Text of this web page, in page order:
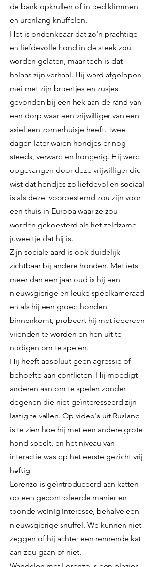
de bank opkrullen of in bed klimmen
en urenlang knuffelen.
Het is ondenkbaar dat zo'n prachtige
en liefdevolle hond in de steek zou
worden gelaten, maar toch is dat
helaas zijn verhaal. Hij werd afgelopen
mei met zijn broertjes en zusjes
gevonden bij een hek aan de rand van
een dorp waar een vrijwilliger van een
asiel een zomerhuisje heeft. Twee
dagen later waren hondjes er nog
steeds, verward en hongerig. Hij werd
opgevangen door deze vrijwilliger die
wist dat hondjes zo liefdevol en sociaal
is als deze, voorbestemd zou zijn voor
een thuis in Europa waar ze zou
worden gekoesterd als het zeldzame
juweeltje dat hij is.
Zijn sociale aard is ook duidelijk
zichtbaar bij andere honden. Met iets
meer dan een jaar oud is hij een
nieuwsgierige en leuke speelkameraad
en als hij een groep honden
binnenkomt, probeert hij met iedereen
vrienden te worden en hen uit te
nodigen om te spelen.
Hij heeft absoluut geen agressie of
behoefte aan conflicten. Hij moedigt
anderen aan om te spelen zonder
degenen die niet geïnteresseerd zijn
lastig te vallen. Op video's uit Rusland
is te zien hoe hij met een andere grote
hond speelt, en het niveau van
interactie was op het eerste gezicht vrij
heftig.
Lorenzo is geïntroduceerd aan katten
op een gecontroleerde manier en
toonde weinig interesse, behalve een
nieuwsgierige snuffel. We kunnen niet
zeggen of hij achter een rennende kat
aan zou gaan of niet.